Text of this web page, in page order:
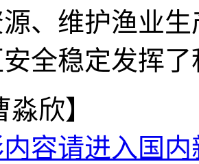
、维护渔业
全稳定发挥
淼欣】
容请进入国内